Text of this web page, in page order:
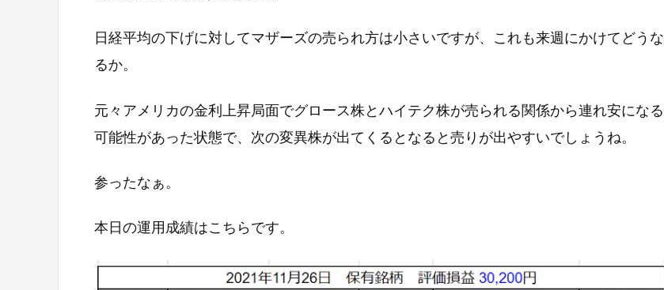
日経平均の下げに対してマザーズの売られ方は小さいですが、これも来週にかけてどうな
るか。
元々アメリカの金利上昇局面でグロース株とハイテク株が売られる関係から連れ安になる
可能性があった状態で、次の変異株が出てくるとなると売りが出やすいでしょうね。
参ったなぁ。
本日の運用成績はこちらです。